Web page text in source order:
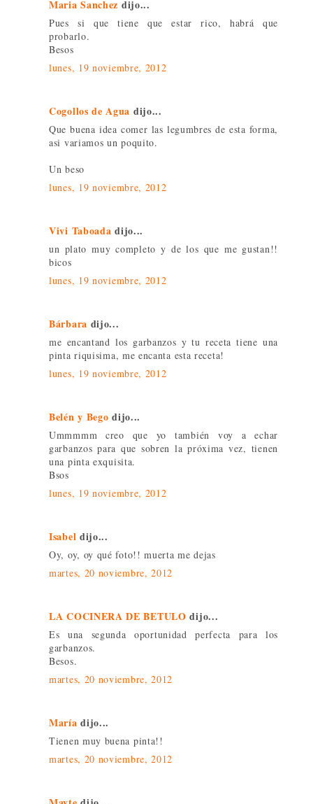
Maria Sanchez dijo...
Pues si que tiene que estar rico, habrá que
probarlo.
Besos
lunes, 19 noviembre, 2012
Cogollos de Agua dijo...
Que buena idea comer las legumbres de esta forma,
asi variamos un poquito.
Un beso
lunes, 19 noviembre, 2012
Vivi Taboada dijo...
un plato muy completo y de los que me gustan!!
bicos
lunes, 19 noviembre, 2012
Bárbara dijo...
me encantand los garbanzos y tu receta tiene una
pinta riquisima, me encanta esta receta!
lunes, 19 noviembre, 2012
Belén y Bego dijo...
Ummmmm creo que yo también voy a echar
garbanzos para que sobren la próxima vez, tienen
una pinta exquisita.
Bsos
lunes, 19 noviembre, 2012
Isabel dijo...
Oy, oy, oy qué foto!! muerta me dejas
martes, 20 noviembre, 2012
LA COCINERA DE BETULO dijo...
Es una segunda oportunidad perfecta para los
garbanzos.
Besos.
martes, 20 noviembre, 2012
María dijo...
Tienen muy buena pinta!!
martes, 20 noviembre, 2012